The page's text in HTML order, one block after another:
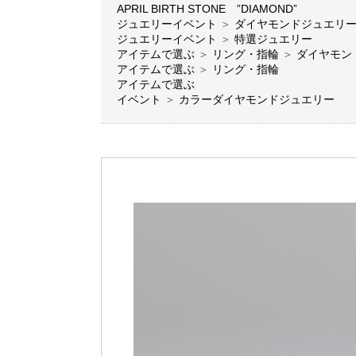
APRIL BIRTH STONE ”DIAMOND”
ジュエリーイベント
＞ ダイヤモンドジュエリー
ジュエリーイベント
＞ 特選ジュエリー
アイテムで選ぶ ＞ リング・指輪 ＞ ダイヤモン
アイテムで選ぶ ＞
リング・指輪
アイテムで選ぶ
イベント
＞ カラーダイヤモンドジュエリー